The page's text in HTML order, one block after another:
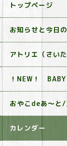
トップページ
お知らせと今日
アトリエ（さい
！NEW！
おやこdeあ～と/
カレンダー